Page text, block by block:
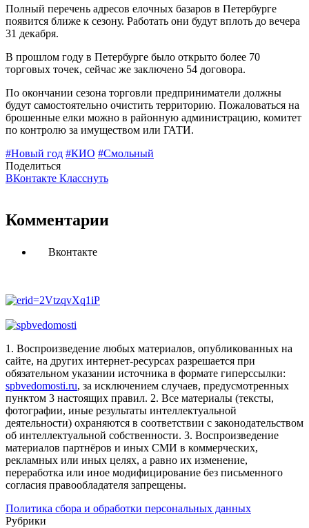
Полный перечень адресов елочных базаров в Петербурге
появится ближе к сезону. Работать они будут вплоть до вечера
31 декабря.
В прошлом году в Петербурге было открыто более 70
торговых точек, сейчас же заключено 54 договора.
По окончании сезона торговли предприниматели должны
будут самостоятельно очистить территорию. Пожаловаться на
брошенные елки можно в районную администрацию, комитет
по контролю за имуществом или ГАТИ.
#Новый год #КИО #Смольный
Поделиться
ВКонтакте Класснуть
Комментарии
Вконтакте
1. Воспроизведение любых материалов, опубликованных на
сайте, на других интернет-ресурсах разрешается при
обязательном указании источника в формате гиперссылки:
spbvedomosti.ru, за исключением случаев, предусмотренных
пунктом 3 настоящих правил. 2. Все материалы (тексты,
фотографии, иные результаты интеллектуальной
деятельности) охраняются в соответствии с законодательством
об интеллектуальной собственности. 3. Воспроизведение
материалов партнёров и иных СМИ в коммерческих,
рекламных или иных целях, а равно их изменение,
переработка или иное модифицирование без письменного
согласия правообладателя запрещены.
Политика сбора и обработки персональных данных
Рубрики